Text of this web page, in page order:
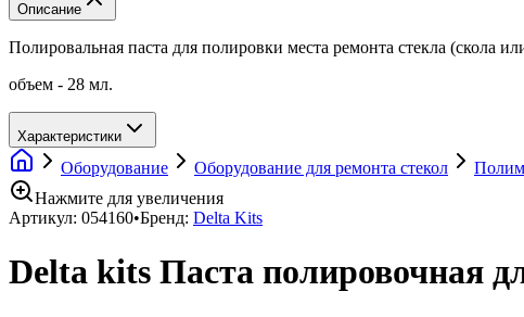
Описание
Полировальная паста для полировки места ремонта стекла (скола
объем - 28 мл.
Характеристики
Оборудование Оборудование для ремонта стекол
Нажмите для увеличения
Артикул: 054160•Бренд: Delta Kits
Delta kits Паста полировочная